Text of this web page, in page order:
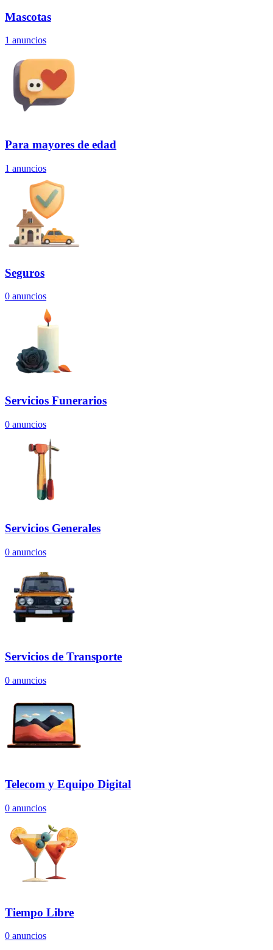
Mascotas
1 anuncios
Para mayores de edad
1 anuncios
Seguros
0 anuncios
Servicios Funerarios
0 anuncios
Servicios Generales
0 anuncios
Servicios de Transporte
0 anuncios
Telecom y Equipo Digital
0 anuncios
Tiempo Libre
0 anuncios